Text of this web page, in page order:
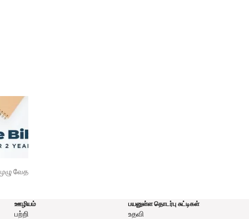
வேதாகமம்
ஊழியம்
பற்றி
பயனுள்ள தொடர்பு சுட்டிகள்
உதவி